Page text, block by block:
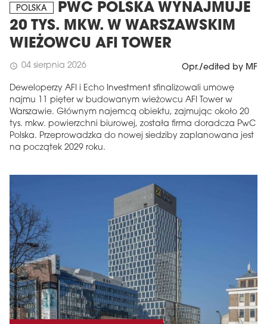
POLSKA
PWC POLSKA WYNAJMUJE
20 TYS. MKW. W WARSZAWSKIM
WIEŻOWCU AFI TOWER
schedule 04 sierpnia 2026 Opr./edited by MF
Deweloperzy AFI i Echo Investment sfinalizowali umowę
najmu 11 pięter w budowanym wieżowcu AFI Tower w
Warszawie. Głównym najemcą obiektu, zajmując około 20
tys. mkw. powierzchni biurowej, została firma doradcza PwC
Polska. Przeprowadzka do nowej siedziby zaplanowana jest
na początek 2029 roku.